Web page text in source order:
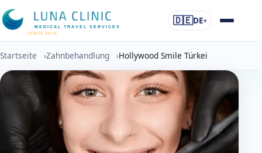
MEDICAL TRAVEL SERVICES
SINCE 2016
🇩🇪DE▾
Startseite ›Zahnbehandlung ›Hollywood Smile Türkei